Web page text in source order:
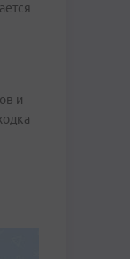
и